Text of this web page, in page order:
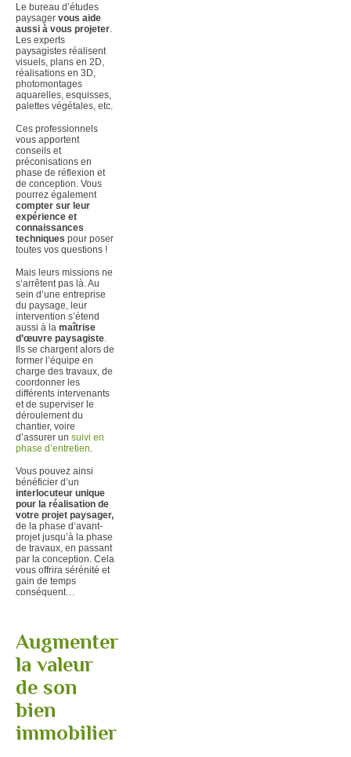
Le bureau d’études
paysager vous aide
aussi à vous projeter.
Les experts
paysagistes réalisent
visuels, plans en 2D,
réalisations en 3D,
photomontages
aquarelles, esquisses,
palettes végétales, etc.
Ces professionnels
vous apportent
conseils et
préconisations en
phase de réflexion et
de conception. Vous
pourrez également
compter sur leur
expérience et
connaissances
techniques pour poser
toutes vos questions !
Mais leurs missions ne
s’arrêtent pas là. Au
sein d’une entreprise
du paysage, leur
intervention s’étend
aussi à la maîtrise
d’œuvre paysagiste.
Ils se chargent alors de
former l’équipe en
charge des travaux, de
coordonner les
différents intervenants
et de superviser le
déroulement du
chantier, voire
d’assurer un suivi en
phase d’entretien.
Vous pouvez ainsi
bénéficier d’un
interlocuteur unique
pour la réalisation de
votre projet paysager,
de la phase d’avant-
projet jusqu’à la phase
de travaux, en passant
par la conception. Cela
vous offrira sérénité et
gain de temps
conséquent…
Augmenter
la valeur
de son
bien
immobilier